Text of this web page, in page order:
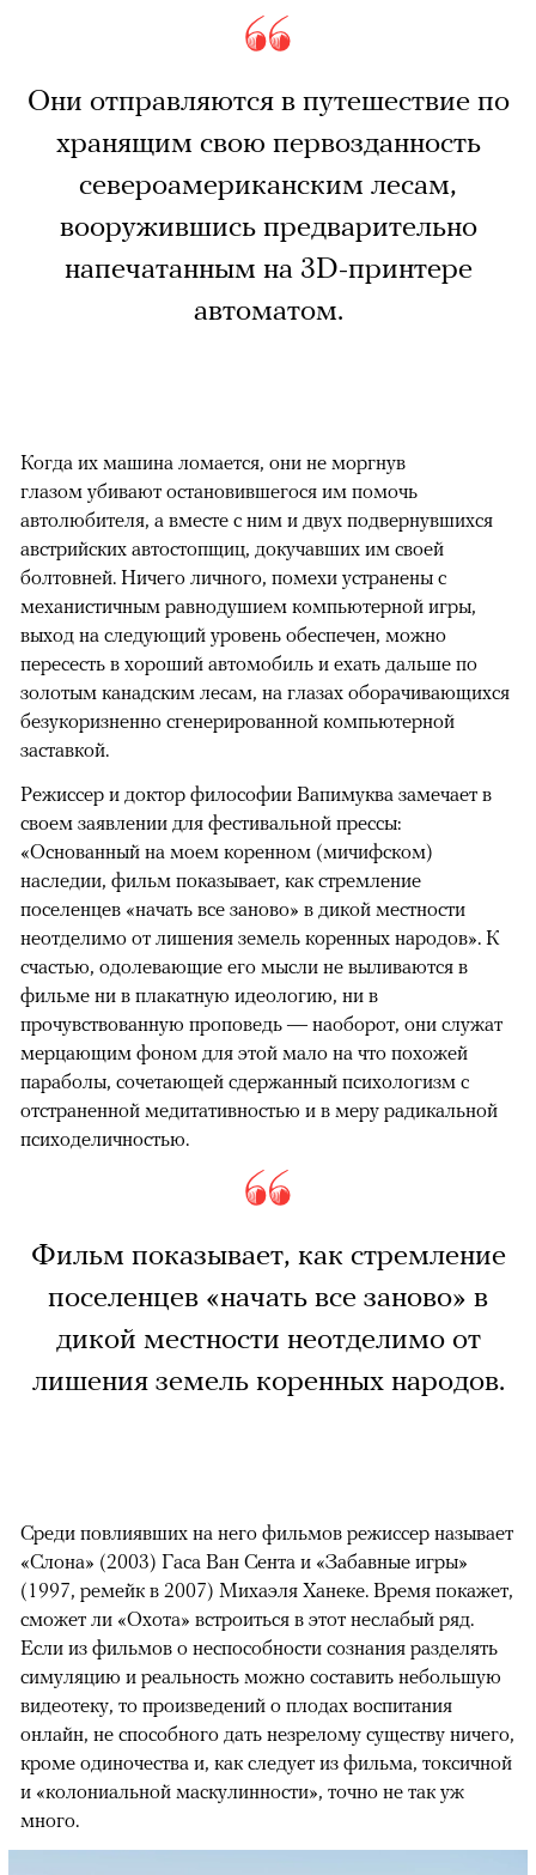
Они отправляются в путешествие по
хранящим свою первозданность
североамериканским лесам,
вооружившись предварительно
напечатанным на 3D-принтере
автоматом.
Когда их машина ломается, они не моргнув
глазом убивают остановившегося им помочь
автолюбителя, а вместе с ним и двух подвернувшихся
австрийских автостопщиц, докучавших им своей
болтовней. Ничего личного, помехи устранены с
механистичным равнодушием компьютерной игры,
выход на следующий уровень обеспечен, можно
пересесть в хороший автомобиль и ехать дальше по
золотым канадским лесам, на глазах оборачивающихся
безукоризненно сгенерированной компьютерной
заставкой.
Режиссер и доктор философии Вапимуква замечает в
своем заявлении для фестивальной прессы:
«Основанный на моем коренном (мичифском)
наследии, фильм показывает, как стремление
поселенцев «начать все заново» в дикой местности
неотделимо от лишения земель коренных народов». К
счастью, одолевающие его мысли не выливаются в
фильме ни в плакатную идеологию, ни в
прочувствованную проповедь — наоборот, они служат
мерцающим фоном для этой мало на что похожей
параболы, сочетающей сдержанный психологизм с
отстраненной медитативностью и в меру радикальной
психоделичностью.
Фильм показывает, как стремление
поселенцев «начать все заново» в
дикой местности неотделимо от
лишения земель коренных народов.
Среди повлиявших на него фильмов режиссер называет
«Слона» (2003) Гаса Ван Сента и «Забавные игры»
(1997, ремейк в 2007) Михаэля Ханеке. Время покажет,
сможет ли «Охота» встроиться в этот неслабый ряд.
Если из фильмов о неспособности сознания разделять
симуляцию и реальность можно составить небольшую
видеотеку, то произведений о плодах воспитания
онлайн, не способного дать незрелому существу ничего,
кроме одиночества и, как следует из фильма, токсичной
и «колониальной маскулинности», точно не так уж
много.